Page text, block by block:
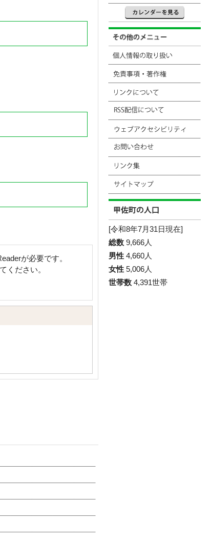
が必要です。
ください。
[令和8年7月31日現在]
総数 9,666人
男性 4,660人
女性 5,006人
世帯数 4,391世帯